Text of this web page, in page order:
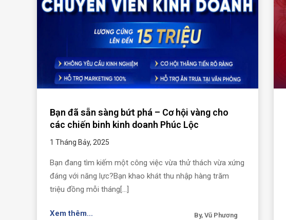
Bạn đã sẵn sàng bứt phá – Cơ hội vàng cho
các chiến binh kinh doanh Phúc Lộc
1 Tháng Bảy, 2025
Bạn đang tìm kiếm một công việc vừa thử thách vừa xứng
đáng với năng lực?Bạn khao khát thu nhập hàng trăm
triệu đồng mỗi tháng[...]
Xem thêm... By, Vũ Phương